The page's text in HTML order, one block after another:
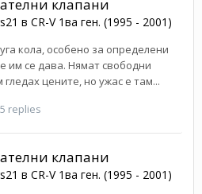
клапани
в CR-V 1ва ген. (1995 - 2001)
кола, особено за определени
им се дава. Нямат свободни
цените, но ужас е там...
replies
клапани
в CR-V 1ва ген. (1995 - 2001)